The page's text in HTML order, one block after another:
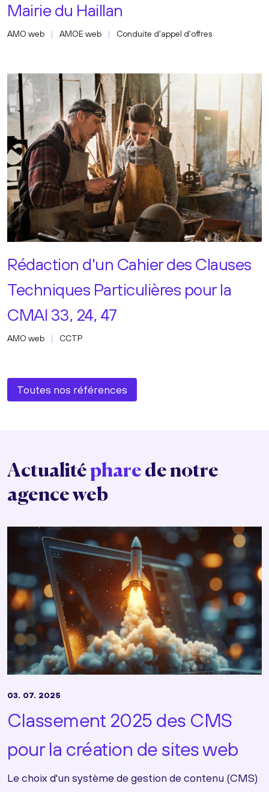
Mairie du Haillan
AMO web AMOE web Conduite d'appel d'offres
Rédaction d'un Cahier des Clauses
Techniques Particulières pour la
CMAI 33, 24, 47
AMO web CCTP
Toutes nos références
Actualitéphare de notre
agence web
03. 07. 2025
Classement 2025 des CMS
pour la création de sites web
Le choix d'un système de gestion de contenu (CMS)